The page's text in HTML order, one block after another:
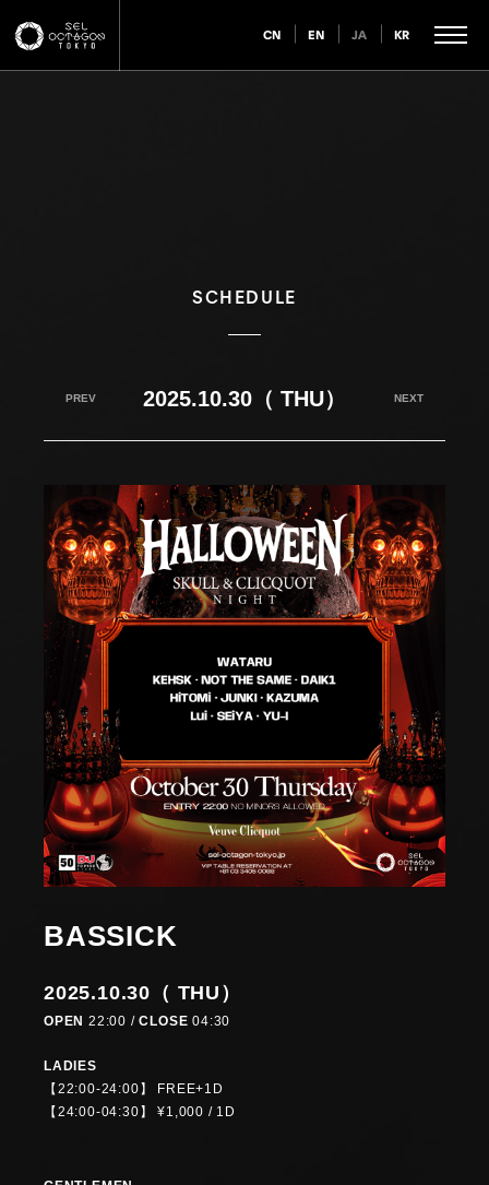
CN EN JA KR
SCHEDULE
PREV 2025.10.30（ THU） NEXT
BASSICK
2025.10.30（ THU）
OPEN 22:00 /CLOSE 04:30
LADIES
【22:00-24:00】 FREE+1D
【24:00-04:30】 ¥1,000 / 1D